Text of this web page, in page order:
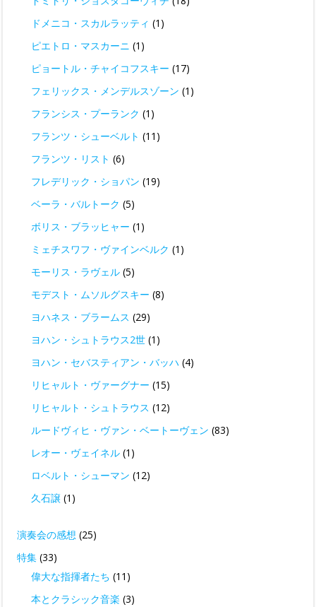
ドメニコ・スカルラッティ (1)
ピエトロ・マスカーニ (1)
ピョートル・チャイコフスキー (17)
フェリックス・メンデルスゾーン (1)
フランシス・プーランク (1)
フランツ・シューベルト (11)
フランツ・リスト (6)
フレデリック・ショパン (19)
ベーラ・バルトーク (5)
ボリス・ブラッヒャー (1)
ミェチスワフ・ヴァインベルク (1)
モーリス・ラヴェル (5)
モデスト・ムソルグスキー (8)
ヨハネス・ブラームス (29)
ヨハン・シュトラウス2世 (1)
ヨハン・セバスティアン・バッハ (4)
リヒャルト・ヴァーグナー (15)
リヒャルト・シュトラウス (12)
ルードヴィヒ・ヴァン・ベートーヴェン (83)
レオー・ヴェイネル (1)
ロベルト・シューマン (12)
久石譲 (1)
演奏会の感想 (25)
特集 (33)
偉大な指揮者たち (11)
本とクラシック音楽 (3)